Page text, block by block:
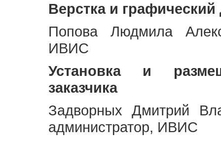
Верстка и графический
Попова Людмила
ИВИС
Установка и
заказчика
Задворных Дмитрий
администратор, ИВИС